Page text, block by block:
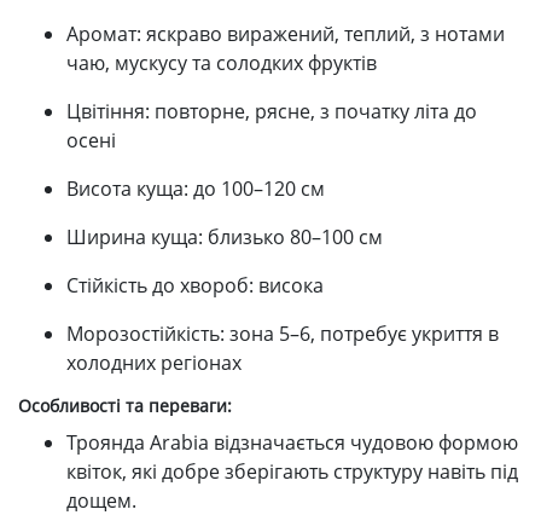
Аромат: яскраво виражений, теплий, з нотами
чаю, мускусу та солодких фруктів
Цвітіння: повторне, рясне, з початку літа до
осені
Висота куща: до 100–120 см
Ширина куща: близько 80–100 см
Стійкість до хвороб: висока
Морозостійкість: зона 5–6, потребує укриття в
холодних регіонах
Особливості та переваги:
Троянда Arabia відзначається чудовою формою
квіток, які добре зберігають структуру навіть під
дощем.